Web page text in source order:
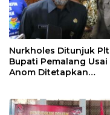
Nurkholes Ditunjuk Plt
Bupati Pemalang Usai
Anom Ditetapkan